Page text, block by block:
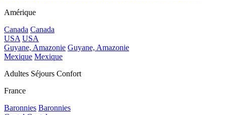
Amérique
Canada Canada
USA USA
Guyane, Amazonie Guyane, Amazonie
Mexique Mexique
Adultes Séjours Confort
France
Baronnies Baronnies